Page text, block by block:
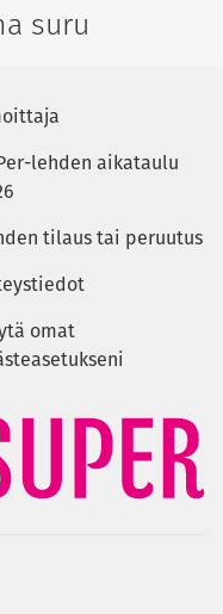
suru
lehden aikataulu
tilaus tai peruutus
omat